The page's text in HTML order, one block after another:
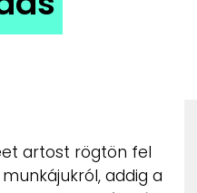
artost rögtön fel
addig a